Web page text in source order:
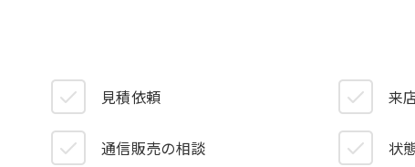
見積依頼 来
通信販売の相談 状